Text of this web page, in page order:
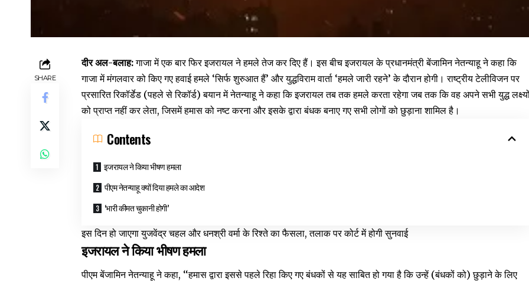
SHARE
दीर अल-बलाह:गाजा में एक बार फिर इजरायल ने हमले तेज कर दिए हैं। इस बीच इजरायल के प्रधानमंत्री बेंजामिन नेतन्याहू ने कहा कि
गाजा में मंगलवार को किए गए हवाई हमले ‘सिर्फ शुरुआत हैं’ और युद्धविराम वार्ता ‘हमले जारी रहने’ के दौरान होगी। राष्ट्रीय टेलीविजन पर
प्रसारित रिकॉर्डेड (पहले से रिकॉर्ड) बयान में नेतन्याहू ने कहा कि इजरायल तब तक हमले करता रहेगा जब तक कि वह अपने सभी युद्ध
को प्राप्त नहीं कर लेता, जिसमें हमास को नष्ट करना और इसके द्वारा बंधक बनाए गए सभी लोगों को छुड़ाना शामिल है।
Contents
इजरायल ने किया भीषण हमला
पीएम नेतन्याहू क्यों दिया हमले का आदेश
‘भारी कीमत चुकानी होगी’
इस दिन हो जाएगा युजवेंद्र चहल और धनश्री वर्मा के रिश्ते का फैसला, तलाक पर कोर्ट में होगी सुनवाई
इजरायल ने किया भीषण हमला
पीएम बेंजामिन नेतन्याहू ने कहा, ‘‘हमास द्वारा इससे पहले रिहा किए गए बंधकों से यह साबित हो गया है कि उन्हें (बंधकों को) छुड़ाने के लिए